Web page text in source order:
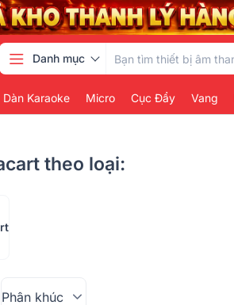
Danh mục
Dàn Karaoke Micro Cục Đẩy Vang
theo loại:
Phân khúc